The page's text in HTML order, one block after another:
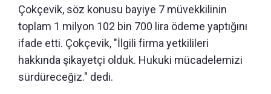
Çokçevik, söz konusu bayiye 7 müvekkilinin
toplam 1 milyon 102 bin 700 lira ödeme yaptığını
ifade etti. Çokçevik, "İlgili firma yetkilileri
hakkında şikayetçi olduk. Hukuki mücadelemizi
sürdüreceğiz." dedi.